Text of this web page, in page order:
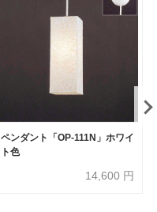
ペンダント「OP-111N」ホワイ
ト色
14,600 円